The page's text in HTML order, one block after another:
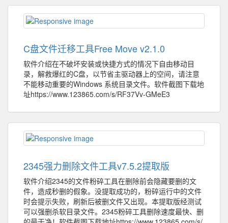
C盘文件迁移工具Free Move v2.1.0
软件介绍在不破坏安装或快捷方式的情况下自由移动目
录，解救爆红的C盘，以节省主驱动器上的空间，请注意
不能移动重要的Windows 系统目录文件。软件截图下载地
址https://www.123865.com/s/RF37Vv-GMeE3
2345强力删除文件工具v7.5.2提取版
软件介绍2345的文件粉碎工具在删除前会隐藏要删的文
件，造成秒删的假象。没提取成功的，粉碎运行中的文件
时会提示失败，刷新后被删文件又出现。本提取版经测试
可以强删杀软目录文件。2345粉碎工具删除速度最快、删